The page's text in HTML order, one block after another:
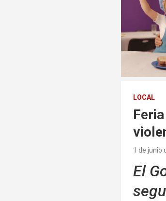
LOCAL
1 de junio
El